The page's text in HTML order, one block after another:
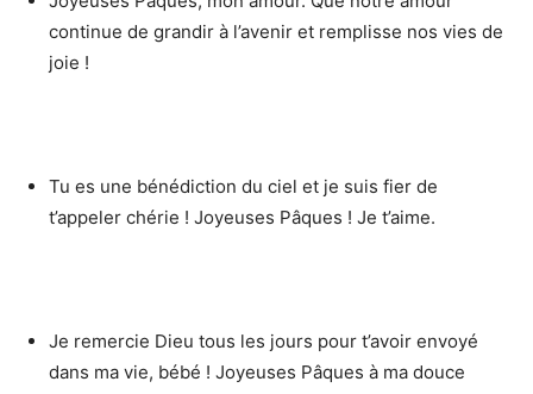
continue de grandir à l’avenir et remplisse nos vies de
joie !
Tu es une bénédiction du ciel et je suis fier de
t’appeler chérie ! Joyeuses Pâques ! Je t’aime.
Je remercie Dieu tous les jours pour t’avoir envoyé
dans ma vie, bébé ! Joyeuses Pâques à ma douce